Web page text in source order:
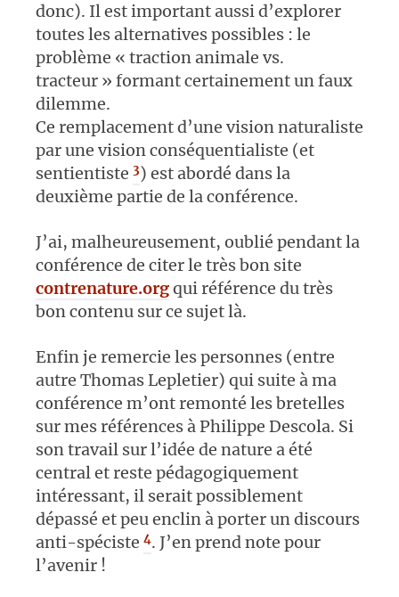
donc). Il est important aussi d’explorer
toutes les alternatives possibles : le
problème « traction animale vs.
tracteur » formant certainement un faux
dilemme.
Ce remplacement d’une vision naturaliste
par une vision conséquentialiste (et
sentientiste 3) est abordé dans la
deuxième partie de la conférence.
J’ai, malheureusement, oublié pendant la
conférence de citer le très bon site
contrenature.orgqui référence du très
bon contenu sur ce sujet là.
Enfin je remercie les personnes (entre
autre Thomas Lepletier) qui suite à ma
conférence m’ont remonté les bretelles
sur mes références à Philippe Descola. Si
son travail sur l’idée de nature a été
central et reste pédagogiquement
intéressant, il serait possiblement
dépassé et peu enclin à porter un discours
anti-spéciste 4. J’en prend note pour
l’avenir !